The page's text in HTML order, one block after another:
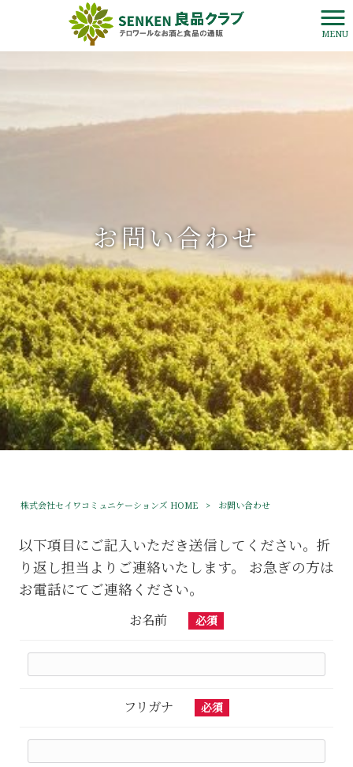
MENU
お問い合わせ
株式会社セイワコミュニケーションズ HOME > お問い合わせ
以下項目にご記入いただき送信してください。折
り返し担当よりご連絡いたします。 お急ぎの方は
お電話にてご連絡ください。
お名前 必須
フリガナ 必須